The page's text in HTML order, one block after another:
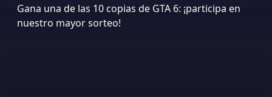
Gana una de las 10 copias de GTA 6: ¡participa en
nuestro mayor sorteo!